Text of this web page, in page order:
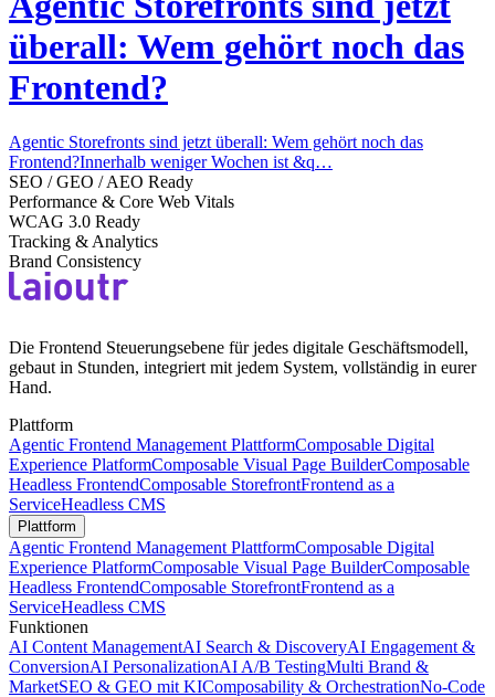
überall: Wem gehört noch das
Frontend?
Agentic Storefronts sind jetzt überall: Wem gehört noch das
Frontend?Innerhalb weniger Wochen ist &q…
SEO / GEO / AEO Ready
Performance & Core Web Vitals
WCAG 3.0 Ready
Tracking & Analytics
Brand Consistency
Die Frontend Steuerungsebene für jedes digitale Geschäftsmodell,
gebaut in Stunden, integriert mit jedem System, vollständig in eurer
Hand.
Plattform
Agentic Frontend Management PlattformComposable Digital
Experience PlatformComposable Visual Page BuilderComposable
Headless FrontendComposable StorefrontFrontend as a
ServiceHeadless CMS
Plattform
Agentic Frontend Management PlattformComposable Digital
Experience PlatformComposable Visual Page BuilderComposable
Headless FrontendComposable StorefrontFrontend as a
ServiceHeadless CMS
Funktionen
AI Content ManagementAI Search & DiscoveryAI Engagement &
ConversionAI PersonalizationAI A/B TestingMulti Brand &
MarketSEO & GEO mit KIComposability & OrchestrationNo-Code